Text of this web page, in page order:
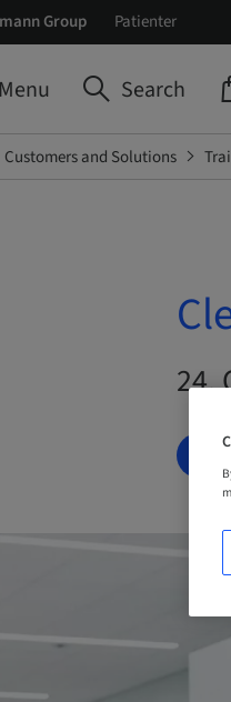
Group Patienter
Menu Search
Customers and Solutions
24.